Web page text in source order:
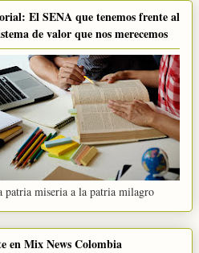
El SENA que tenemos frente al
de valor que nos merecemos
patria miseria a la patria milagro
en Mix News Colombia